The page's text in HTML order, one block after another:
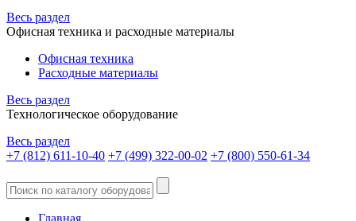
Весь раздел
Офисная техника и расходные материалы
Офисная техника
Расходные материалы
Весь раздел
Технологическое оборудование
Весь раздел
+7 (812) 611-10-40 +7 (499) 322-00-02 +7 (800) 550-61-34
Главная